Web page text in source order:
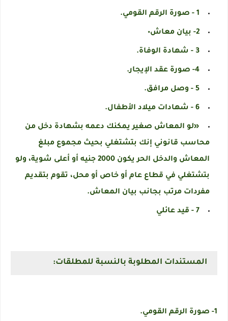
1 - صورة الرقم القومي.
2- بيان معاش٠
3 - شهادة الوفاة.
4- صورة عقد الإيجار.
5 - وصل مرافق.
6 - شهادات ميلاد الأطفال.
«لو المعاش صغير يمكنك دعمه بشهادة دخل من
محاسب قانوني إنك بتشتغلي بحيث مجموع مبلغ
المعاش والدخل الحر يكون 2000 جنيه أو أعلى شوية، ولو
بتشتغلي في قطاع عام أو خاص أو محل، تقوم بتقديم
مفردات مرتب بجانب بيان المعاش.
7 - قيد عائلي
المستندات المطلوبة بالنسبة للمطلقات:
1- صورة الرقم القومي.